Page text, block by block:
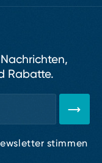
Rabatte.
stimmen